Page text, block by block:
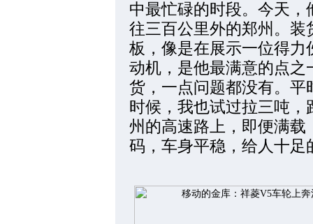
中最忙碌的时段。今天
往三百公里外的郑州。
板，像是在展示一位得力
动机，是他最满意的点之
货，一点问题都没有。
时候，我也试过拉三吨，
州的高速路上，即便满
码，车身平稳，给人十足